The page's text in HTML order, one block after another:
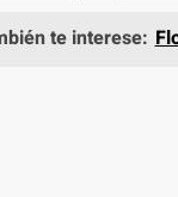
te interese: